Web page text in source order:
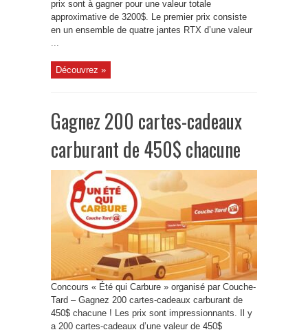
prix sont à gagner pour une valeur totale
approximative de 3200$. Le premier prix consiste
en un ensemble de quatre jantes RTX d’une valeur
...
Découvrez »
Gagnez 200 cartes-cadeaux
carburant de 450$ chacune
Concours « Été qui Carbure » organisé par Couche-
Tard – Gagnez 200 cartes-cadeaux carburant de
450$ chacune ! Les prix sont impressionnants. Il y
a 200 cartes-cadeaux d’une valeur de 450$